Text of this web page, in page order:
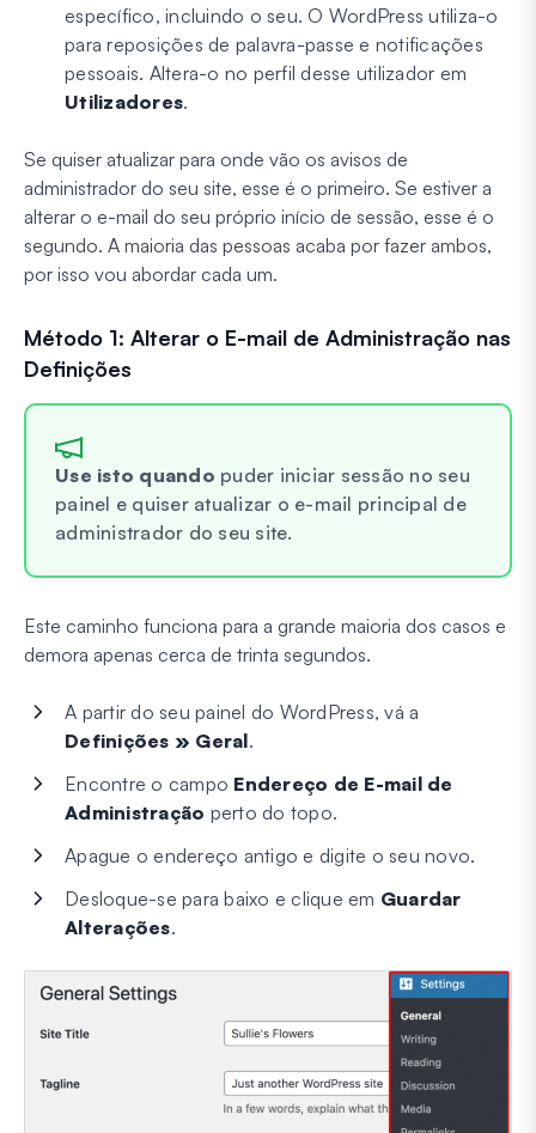
específico, incluindo o seu. O WordPress utiliza-o
para reposições de palavra-passe e notificações
pessoais. Altera-o no perfil desse utilizador em
Utilizadores.
Se quiser atualizar para onde vão os avisos de
administrador do seu site, esse é o primeiro. Se estiver a
alterar o e-mail do seu próprio início de sessão, esse é o
segundo. A maioria das pessoas acaba por fazer ambos,
por isso vou abordar cada um.
Método 1: Alterar o E-mail de Administração nas
Definições
Use isto quando puder iniciar sessão no seu
painel e quiser atualizar o e-mail principal de
administrador do seu site.
Este caminho funciona para a grande maioria dos casos e
demora apenas cerca de trinta segundos.
A partir do seu painel do WordPress, vá a
Definições » Geral.
Encontre o campo Endereço de E-mail de
Administração perto do topo.
Apague o endereço antigo e digite o seu novo.
Desloque-se para baixo e clique em Guardar
Alterações.